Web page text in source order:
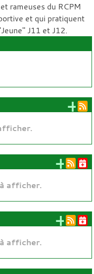
rameuses du RCPM
et qui pratiquent
J11 et J12.
+
afficher.
+
afficher.
+